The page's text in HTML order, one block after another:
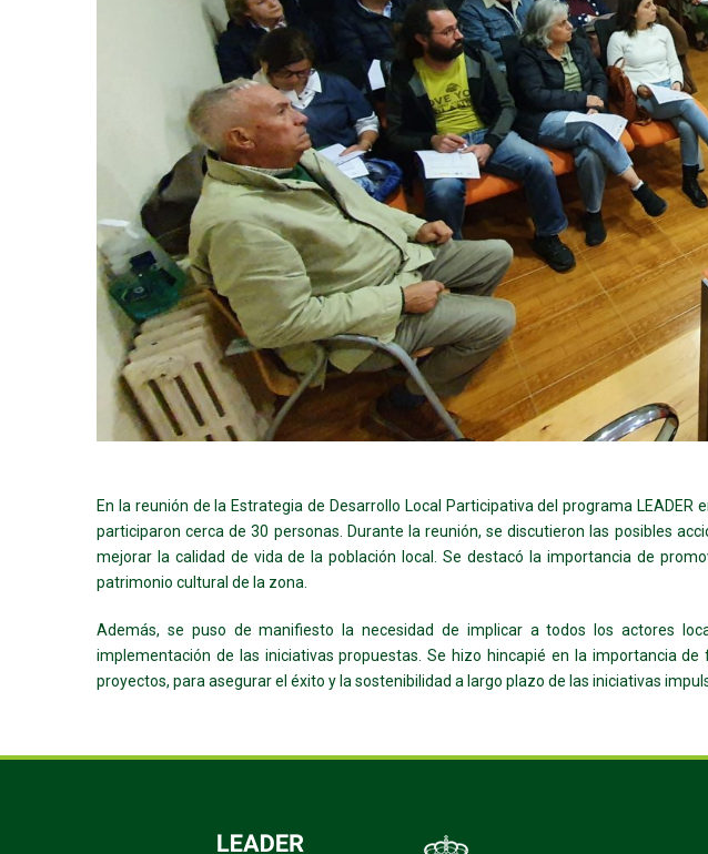
En la reunión de la Estrategia de Desarrollo Local Participativa del programa
participaron cerca de 30 personas. Durante la reunión, se discutieron las posibles
mejorar la calidad de vida de la población local. Se destacó la importancia de
patrimonio cultural de la zona.
Además, se puso de manifiesto la necesidad de implicar a todos los actores
implementación de las iniciativas propuestas. Se hizo hincapié en la importancia
proyectos, para asegurar el éxito y la sostenibilidad a largo plazo de las iniciativas